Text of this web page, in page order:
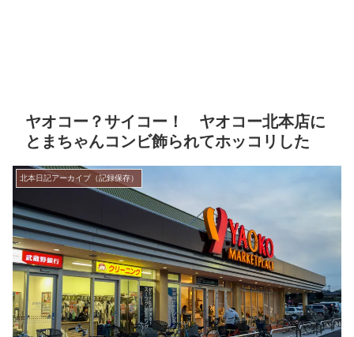
ヤオコー？サイコー！ ヤオコー北本店に
とまちゃんコンビ飾られてホッコリした
北本日記アーカイブ（記録保存）